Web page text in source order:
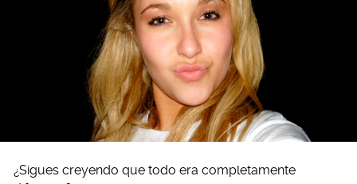
¿Sigues creyendo que todo era completamente